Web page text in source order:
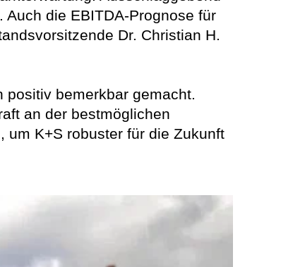
die EBITDA-Prognose für
Dr. Christian H.
positiv bemerkbar gemacht.
an der bestmöglichen
K+S robuster für die Zukunft